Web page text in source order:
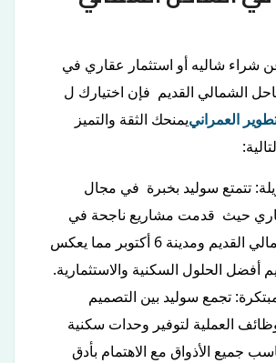
شراء شاليه أو استثمار عقاري في
الشمالي القديم فإن اختيارك ل
العمرانييمنحك الثقة والتميز
تتمتع سوليد بخبرة في مجال
حيث قدمت مشاريع ناجحة في
الساحل الشمالي القديم ومدينة 6 أكتوبر مما يعكس
أفضل الحلول السكنية والاستثمارية.
تجمع سوليد بين التصميم
العملية لتوفير وحدات سكنية
جميع الأذواق مع الاهتمام بأدق